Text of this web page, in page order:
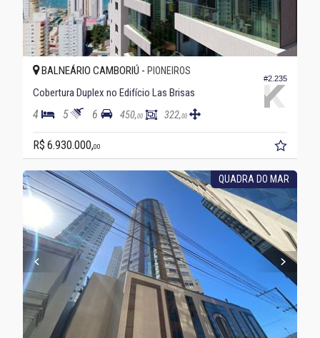
#2.235
BALNEÁRIO CAMBORIÚ - PIONEIROS
Cobertura Duplex no Edifício Las Brisas
4 5 6 450,00 322,00
R$ 6.930.000,00
QUADRA DO MAR